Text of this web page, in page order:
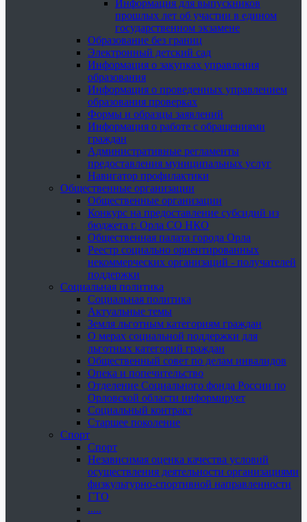
Информация для выпускников
прошлых лет об участии в едином
государственном экзамене
Образование без границ
Электронный детский сад
Информация о закупках управления
образования
Информация о проведенных управлением
образования проверках
Формы и образцы заявлений
Информация о работе с обращениями
граждан
Административные регламенты
предоставления муниципальных услуг
Навигатор профилактики
Общественные организации
Общественные организации
Конкурс на предоставление субсидий из
бюджета г. Орла СО НКО
Общественная палата города Орла
Реестр социально ориентированных
некоммерческих организаций - получателей
поддержки
Социальная политика
Социальная политика
Актуальные темы
Земля льготным категориям граждан
О мерах социальной поддержки для
льготных категорий граждан
Общественный совет по делам инвалидов
Опека и попечительство
Отделение Социального фонда России по
Орловской области информирует
Социальный контракт
Старшее поколение
Спорт
Спорт
Независимая оценка качества условий
осуществления деятельности организациями
физкультурно-спортивной направленности
ГТО
.....